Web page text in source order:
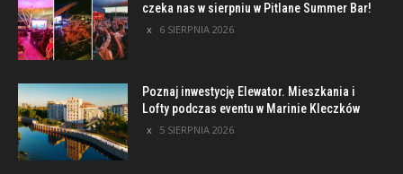
czeka nas w sierpniu w Pitlane Summer Bar!
6 SIERPNIA 2026
Poznaj inwestycję Elewator. Mieszkania i
Lofty podczas eventu w Marinie Kleczków
5 SIERPNIA 2026